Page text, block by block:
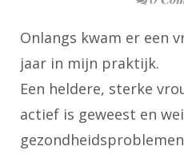
Onlangs kwam er een
jaar in mijn praktijk.
Een heldere, sterke
actief is geweest en